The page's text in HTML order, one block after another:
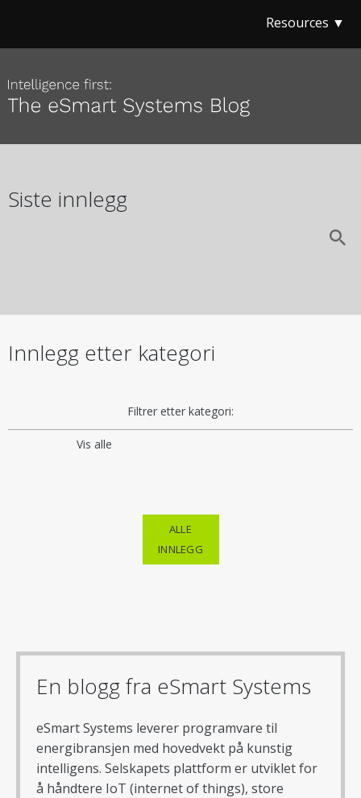
Resources ▼
Siste innlegg
Innlegg etter kategori
Filtrer etter kategori:
Vis alle
ALLE
INNLEGG
En blogg fra eSmart Systems
eSmart Systems leverer programvare til
energibransjen med hovedvekt på kunstig
intelligens. Selskapets plattform er utviklet for
å håndtere IoT (internet of things), store